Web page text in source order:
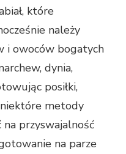
które
należy
i owoców bogatych
dynia,
posiłki,
metody
przyswajalność
na parze